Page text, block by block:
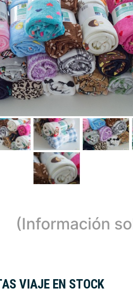
(Información
VIAJE EN STOCK